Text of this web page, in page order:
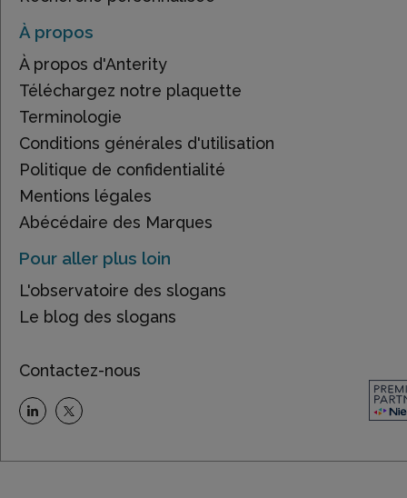
À propos
À propos d'Anterity
Téléchargez notre plaquette
Terminologie
Conditions générales d'utilisation
Politique de confidentialité
Mentions légales
Abécédaire des Marques
Pour aller plus loin
L'observatoire des slogans
Le blog des slogans
Contactez-nous